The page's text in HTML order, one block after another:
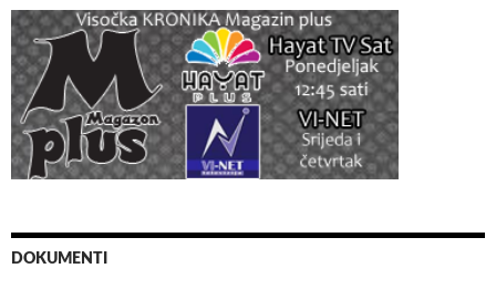
DOKUMENTI